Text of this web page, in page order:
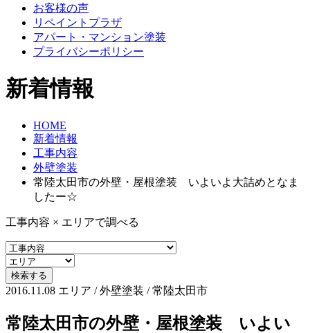
お客様の声
リペイントプラザ
アパート・マンション塗装
プライバシーポリシー
新着情報
HOME
新着情報
工事内容
外壁塗装
常陸太田市の外壁・屋根塗装 いよいよ大詰めとなま
したー☆
工事内容 × エリアで調べる
2016.11.08 エリア / 外壁塗装 / 常陸太田市
常陸太田市の外壁・屋根塗装 いよい